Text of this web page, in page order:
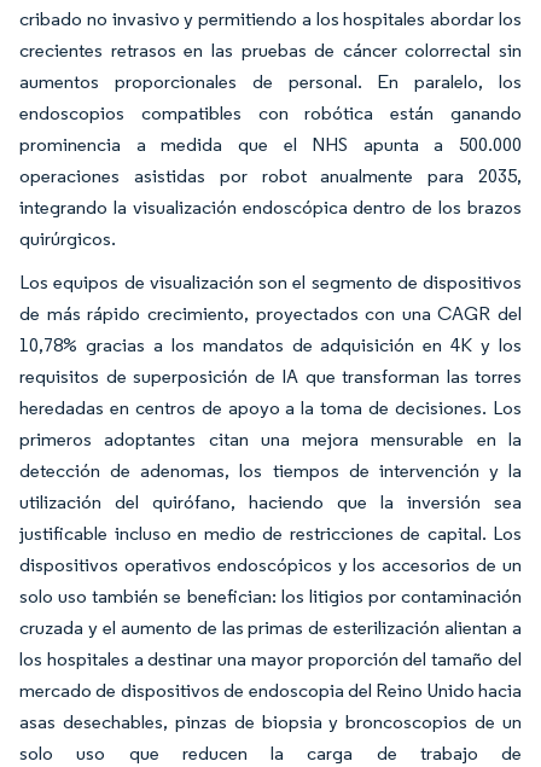
cribado no invasivo y permitiendo a los hospitales abordar los
crecientes retrasos en las pruebas de cáncer colorrectal sin
aumentos proporcionales de personal. En paralelo, los
endoscopios compatibles con robótica están ganando
prominencia a medida que el NHS apunta a 500.000
operaciones asistidas por robot anualmente para 2035,
integrando la visualización endoscópica dentro de los brazos
quirúrgicos.
Los equipos de visualización son el segmento de dispositivos
de más rápido crecimiento, proyectados con una CAGR del
10,78% gracias a los mandatos de adquisición en 4K y los
requisitos de superposición de IA que transforman las torres
heredadas en centros de apoyo a la toma de decisiones. Los
primeros adoptantes citan una mejora mensurable en la
detección de adenomas, los tiempos de intervención y la
utilización del quirófano, haciendo que la inversión sea
justificable incluso en medio de restricciones de capital. Los
dispositivos operativos endoscópicos y los accesorios de un
solo uso también se benefician: los litigios por contaminación
cruzada y el aumento de las primas de esterilización alientan a
los hospitales a destinar una mayor proporción del tamaño del
mercado de dispositivos de endoscopia del Reino Unido hacia
asas desechables, pinzas de biopsia y broncoscopios de un
solo uso que reducen la carga de trabajo de